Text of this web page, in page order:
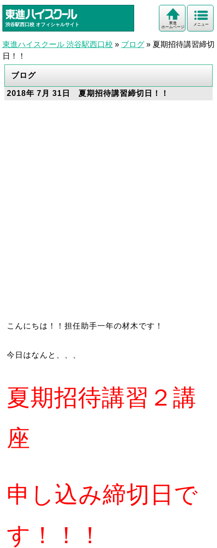
渋谷駅西口校 オフィシャルサイト メニュー
東進
ホームページ
東進ハイスクール 渋谷駅西口校 » ブログ » 夏期招待講習締切
日！！
ブログ
2018年 7月 31日 夏期招待講習締切日！！
こんにちは！！担任助手一年の材木です！
今日はなんと、、、
夏期招待講習２講
座
申し込み締切日で
す！！！